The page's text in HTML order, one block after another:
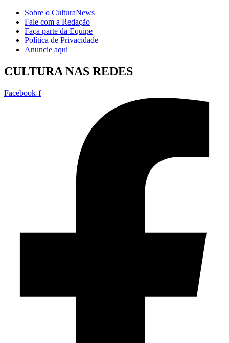
Sobre o CulturaNews
Fale com a Redação
Faça parte da Equipe
Política de Privacidade
Anuncie aqui
CULTURA NAS REDES
Facebook-f